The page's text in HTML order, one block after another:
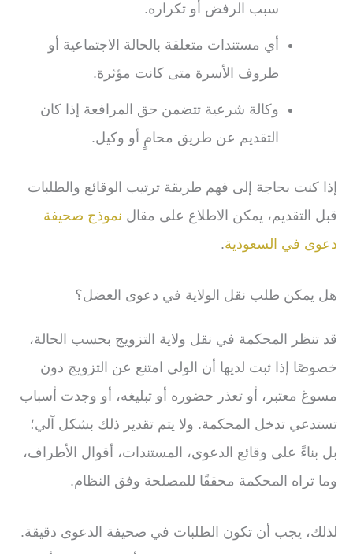
سبب الرفض أو تكراره.
أي مستندات متعلقة بالحالة الاجتماعية أو
ظروف الأسرة متى كانت مؤثرة.
وكالة شرعية تتضمن حق المرافعة إذا كان
التقديم عن طريق محامٍ أو وكيل.
إذا كنت بحاجة إلى فهم طريقة ترتيب الوقائع والطلبات
قبل التقديم، يمكن الاطلاع على مقال نموذج صحيفة
دعوى في السعودية.
هل يمكن طلب نقل الولاية في دعوى العضل؟
قد تنظر المحكمة في نقل ولاية التزويج بحسب الحالة،
خصوصًا إذا ثبت لديها أن الولي امتنع عن التزويج دون
مسوغ معتبر، أو تعذر حضوره أو تبليغه، أو وجدت أسباب
تستدعي تدخل المحكمة. ولا يتم تقدير ذلك بشكل آلي؛
بل بناءً على وقائع الدعوى، المستندات، أقوال الأطراف،
وما تراه المحكمة محققًا للمصلحة وفق النظام.
لذلك، يجب أن تكون الطلبات في صحيفة الدعوى دقيقة.